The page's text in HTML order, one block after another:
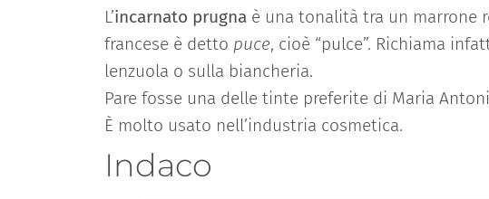
L’incarnato prugna è una tonalità tra un marrone
francese è detto puce, cioè “pulce”. Richiama
lenzuola o sulla biancheria.
Pare fosse una delle tinte preferite di Maria
È molto usato nell’industria cosmetica.
Indaco